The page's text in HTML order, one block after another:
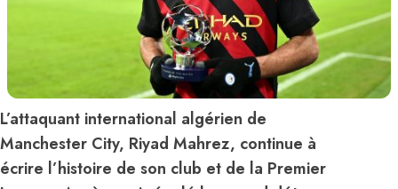
L’attaquant international algérien de
Manchester City, Riyad Mahrez, continue à
écrire l’histoire de son club et de la Premier